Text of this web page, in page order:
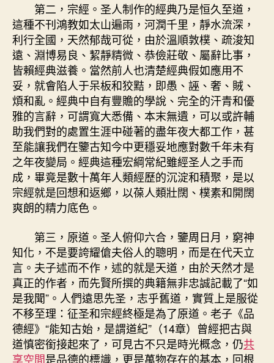
第二，宗經。圣人制作的經典乃是恒久至道，
這種不刊鴻教如太山遍雨，河潤千里，靜水流深，
利行全國，天然郁哉可從，由於溫順敦樸、疏浚知
遠、淵博易良、絜靜精微、恭儉莊敬、屬辭比事，
皆賴經典滋養。當然前人也清楚經典假如應用不
妥，就會陷人于呆板和狡黠，即愚、誣、奢、賊、
煩和亂。經典中自有豐贍的學說、完全的汗青和優
雅的言辭，可謂寬大悉備、本末無遺，可以或許輔
助我們對的處置生涯中碰著的盡年夜大都工作，甚
至能讓我們在鑒古知今中更穩妥地應對數千年未有
之年夜變局。經典這種宏綱常紀雖經圣人之手而
成，畢竟是數十萬年人類經歷的沉淀和積聚，是以
宗經就是回想和返鄉，以葆人類壯闊、樸素和開闊
爽朗的精力底色。
第三，原道。圣人俯仰六合，鑒周日月，窮神
知化，不是要誇耀傖夫俗人的聰明，而是在代天立
言。夫子述而不作，述的就是天道，由於天然才是
真正的作者，而先賢所撰的典籍無非忠誠記載了“如
是我聞”。人們遠思先圣，志乎舊道，實質上是服從
不移至理：征圣和宗經終極是為了原道。老子《品
德經》“能知古始，是謂道紀”（14章）曾經把古與
道慎密銜接起來了，可見古不只是時光概念，仍共
享空間是品德的標識，更是萬物存在的基本，回根